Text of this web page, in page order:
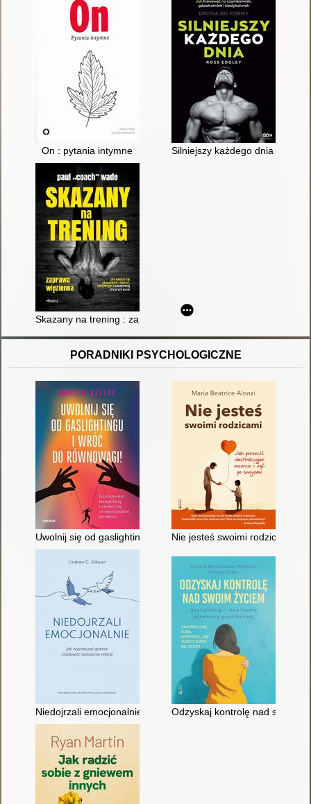
On : pytania intymne Silniejszy każdego dnia : jak
Skazany na trening : zaprawa więzienna
PORADNIKI PSYCHOLOGICZNE
Uwolnij się od gaslightingu i wróć do równowagi! : jak
Nie jesteś swoimi rodzicami :
Niedojrzali emocjonalnie : jak wyznaczać granice i budować
Odzyskaj kontrolę nad swoim